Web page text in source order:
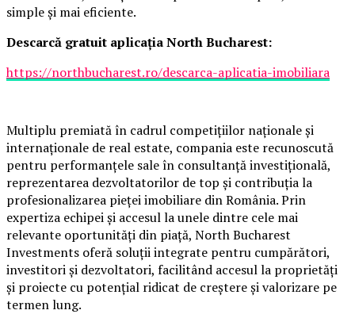
simple și mai eficiente.
Descarcă gratuit aplicația North Bucharest:
https://northbucharest.ro/descarca-aplicatia-imobiliara
Multiplu premiată în cadrul competițiilor naționale și
internaționale de real estate, compania este recunoscută
pentru performanțele sale în consultanță investițională,
reprezentarea dezvoltatorilor de top și contribuția la
profesionalizarea pieței imobiliare din România. Prin
expertiza echipei și accesul la unele dintre cele mai
relevante oportunități din piață, North Bucharest
Investments oferă soluții integrate pentru cumpărători,
investitori și dezvoltatori, facilitând accesul la proprietăți
și proiecte cu potențial ridicat de creștere și valorizare pe
termen lung.